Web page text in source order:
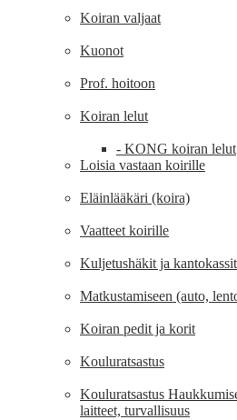
Koiran valjaat
Kuonot
Prof. hoitoon
Koiran lelut
- KONG koiran lelut
Loisia vastaan ​​koirille
Eläinlääkäri (koira)
Vaatteet koirille
Kuljetushäkit ja
Matkustamiseen (auto,
Koiran pedit ja korit
Kouluratsastus
Kouluratsastus
laitteet, turvallisuus